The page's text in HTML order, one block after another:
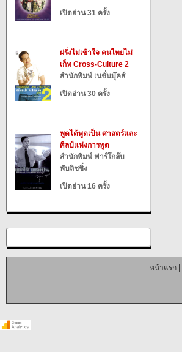
เปิดอ่าน 31 ครั้ง
ฝรั่งไม่เข้าใจ คนไทยไม่
เก็ท Cross-Culture 2
สำนักพิมพ์ เนชั่นบุ๊คส์
เปิดอ่าน 30 ครั้ง
พูดได้พูดเป็น ศาสตร์และ
ศิลป์แห่งการพูด
สำนักพิมพ์ ฟาร์โกล๊บ
พับลิชชิ่ง
เปิดอ่าน 16 ครั้ง
หน้าแรก|